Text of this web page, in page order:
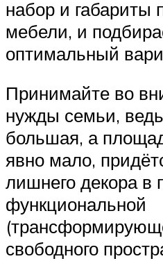
набор и габариты
мебели, и
оптимальный
Принимайте во
нужды семьи,
большая, а
явно мало,
лишнего декора в
функциональной
свободного